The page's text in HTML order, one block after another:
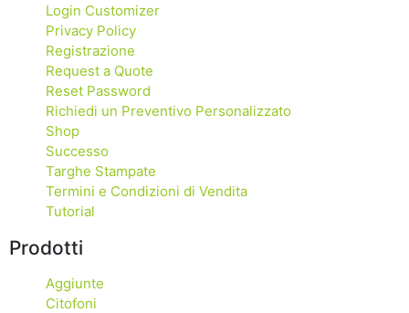
Login Customizer
Privacy Policy
Registrazione
Request a Quote
Reset Password
Richiedi un Preventivo Personalizzato
Shop
Successo
Targhe Stampate
Termini e Condizioni di Vendita
Tutorial
Prodotti
Aggiunte
Citofoni